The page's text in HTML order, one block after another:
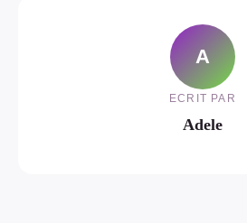
A
ECRIT PAR
Adele